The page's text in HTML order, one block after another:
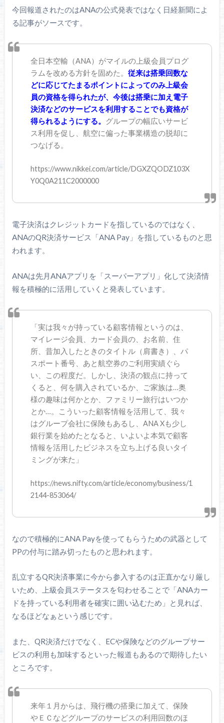
今回報道されたのはANAの公式発表ではなく日経新聞によ
る記事がソースです。
全日本空輸（ANA）がマイルの上級会員プログ
ラムを改める方針を固めた。従来は搭乗回数な
どに応じてたまるポイントによってのみ上級会
員の資格を得られたが、今後は搭乗に加え電子
決済などのサービスを利用することでも資格が
得られるようにする。
グループの幅広いサービ
ス利用を促し、航空に偏った事業構造の脱却に
つなげる。
https://www.nikkei.com/article/DGXZQODZ103X
Y0Q0A211C2000000
電子決済はクレジットカードを指しているのではなく、
ANAのQR決済サービス「ANA Pay」を指しているものと思
われます。
ANAは先月ANAアプリを「スーパーアプリ」化して決済情
報を積極的に活用していくと発表しています。
「実は我々が持っている顧客情報というのは、
マイレージ会員、カード会員の、お名前、住
所、昔加入したときのタイトル（肩書き）、パ
スポート番号、あと航空券のご利用実績ぐら
い、この程度だ。しかし、決済の観点に持って
くると、何を購入されているか、ご家族は…奥
様の趣味は何かとか、ファミリー旅行はいつか
とか…。こういった顧客情報を活用して、我々
はグループ会社に保険もあるし、ANA Xも少し
銀行業を始めたとなると、いよいよ本気で顧客
情報を活用したビジネスを立ち上げる良いタイ
ミングが来た」
https://news.nifty.com/article/economy/business/1
2144-853064/
なので積極的にANA Payを使ってもらうための武器として
PPの付与に踏み切ったものと思われます。
乱立するQR決済事業に今から参入するのは正直かなり厳し
いため、上級会員ステータスを匂わせることで「ANAカー
ドを持っている利用者を確実に囲い込むため」と見れば、
なるほどなぁという感じです。
また、QR決済だけでなく、ECや保険などのグループサー
ビスの利用も加味するといった報道もあるので期待したい
ところです。
来年１月からは、飛行機の搭乗に加えて、保険
やＥＣなどグループのサービスの利用回数のほ